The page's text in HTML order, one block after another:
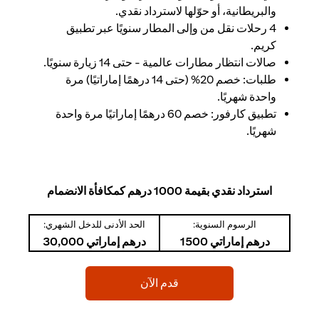
والبريطانية، أو حوّلها لاسترداد نقدي.
4 رحلات نقل من وإلى المطار سنويًا عبر تطبيق
كريم.
صالات انتظار مطارات عالمية - حتى 14 زيارة سنويًا.
طلبات: خصم 20% (حتى 14 درهمًا إماراتيًا) مرة
واحدة شهريًا.
تطبيق كارفور: خصم 60 درهمًا إماراتيًا مرة واحدة
شهريًا.
استرداد نقدي بقيمة 1000 درهم كمكافأة الانضمام
الرسوم السنوية:
درهم إماراتي 1500
الحد الأدنى للدخل الشهري:
درهم إماراتي 30,000
قدم الآن